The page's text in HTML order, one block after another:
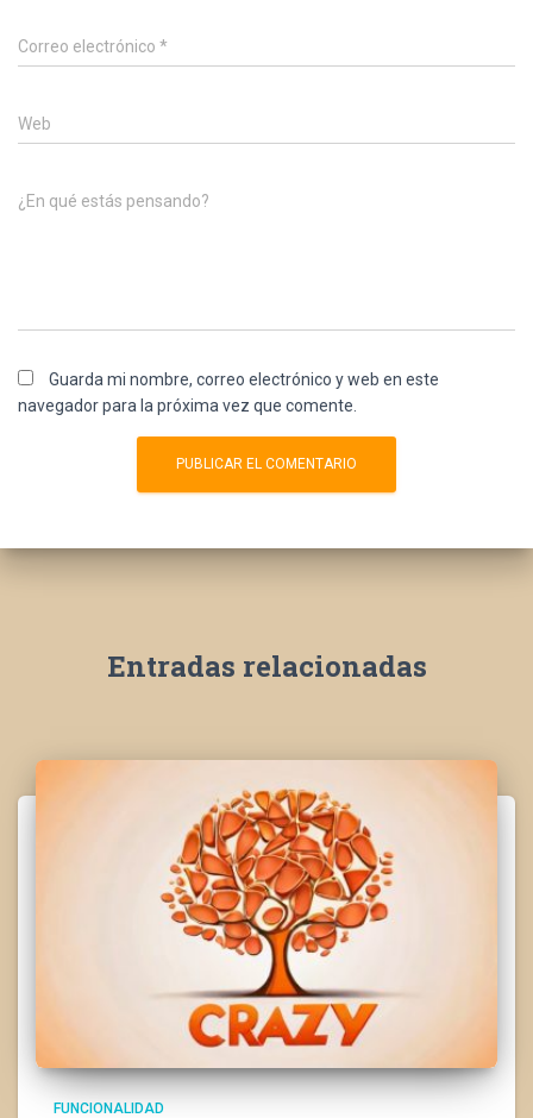
Correo electrónico *
Web
¿En qué estás pensando?
Guarda mi nombre, correo electrónico y web en este
navegador para la próxima vez que comente.
Entradas relacionadas
FUNCIONALIDAD